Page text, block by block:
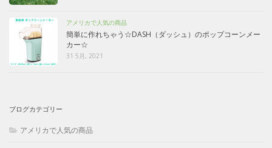
アメリカで人気の商品
簡単に作れちゃう☆DASH（ダッシュ）のポップコーンメー
カー☆
31 5月, 2021
ブログカテゴリー
アメリカで人気の商品